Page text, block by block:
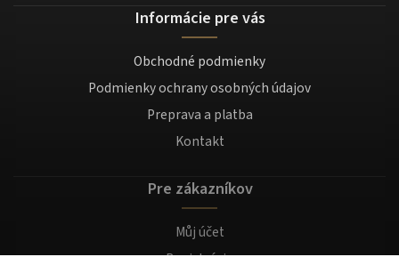
Informácie pre vás
Obchodné podmienky
Podmienky ochrany osobných údajov
Preprava a platba
Kontakt
Pre zákazníkov
Můj účet